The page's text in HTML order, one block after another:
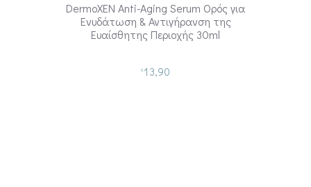
DermoXEN Anti-Aging Serum Ορός για
Ενυδάτωση & Αντιγήρανση της
Ευαίσθητης Περιοχής 30ml
€13,90